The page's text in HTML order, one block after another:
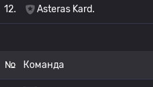
12. Asteras Kard.
№ Команда